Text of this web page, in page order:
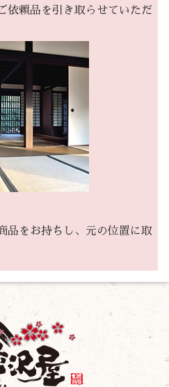
依頼品を引き取らせていただ
品をお持ちし、元の位置に取